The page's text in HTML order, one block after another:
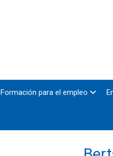
Formación para el empleo